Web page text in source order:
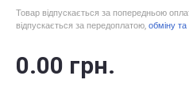
Товар відпускається за попередньою
відпускається за передоплатою, обміну
0.00 грн.